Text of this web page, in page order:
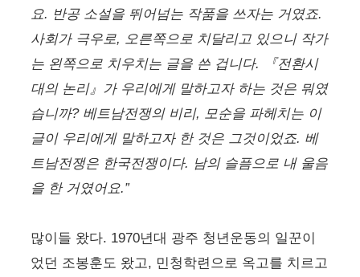
요. 반공 소설을 뛰어넘는 작품을 쓰자는 거였죠.
사회가 극우로, 오른쪽으로 치달리고 있으니 작가
는 왼쪽으로 치우치는 글을 쓴 겁니다. 『전환시
대의 논리』가 우리에게 말하고자 하는 것은 뭐였
습니까? 베트남전쟁의 비리, 모순을 파헤치는 이
글이 우리에게 말하고자 한 것은 그것이었죠. 베
트남전쟁은 한국전쟁이다. 남의 슬픔으로 내 울음
을 한 거였어요.”
많이들 왔다. 1970년대 광주 청년운동의 일꾼이
었던 조봉훈도 왔고, 민청학련으로 옥고를 치르고